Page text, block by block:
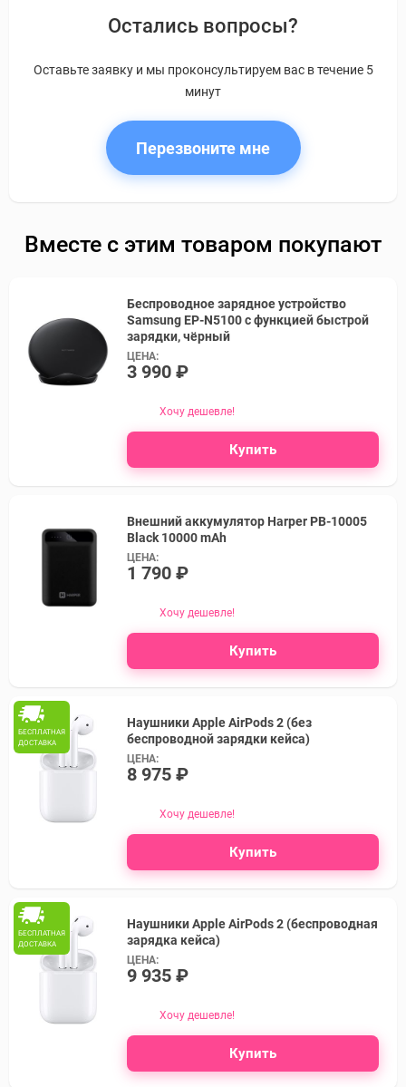
Остались вопросы?
Оставьте заявку и мы проконсультируем вас в течение 5
минут
Перезвоните мне
Вместе с этим товаром покупают
Беспроводное зарядное устройство
Samsung EP-N5100 с функцией быстрой
зарядки, чёрный
ЦЕНА:
3 990 ₽
Хочу дешевле!
Купить
Внешний аккумулятор Harper PB-10005
Black 10000 mAh
ЦЕНА:
1 790 ₽
Хочу дешевле!
Купить
БЕСПЛАТНАЯ
ДОСТАВКА
Наушники Apple AirPods 2 (без
беспроводной зарядки кейса)
ЦЕНА:
8 975 ₽
Хочу дешевле!
Купить
БЕСПЛАТНАЯ
ДОСТАВКА
Наушники Apple AirPods 2 (беспроводная
зарядка кейса)
ЦЕНА:
9 935 ₽
Хочу дешевле!
Купить